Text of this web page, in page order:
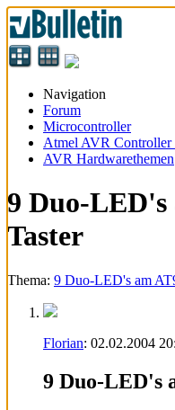
Navigation
Forum
Microcontroller
Atmel AVR Controller
AVR Hardwarethemen
9 Duo-LED's
Taster
Thema: 9 Duo-LED's am
Florian: 02.02.2004
9 Duo-LED's